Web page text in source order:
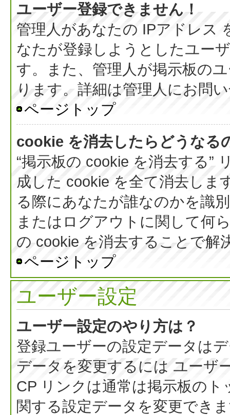
ユーザー登録できません！
管理人があなたの IPアドレス
なたが登録しようとしたユー
す。また、管理人が掲示板の
ります。詳細は管理人にお問
ページトップ
cookie を消去したらどうなる
“掲示板の cookie を消去する”
成した cookie を全て消去しま
る際にあなたが誰なのかを識
またはログアウトに関して何
の cookie を消去することで解
ページトップ
ユーザー設定
ユーザー設定のやり方は？
登録ユーザーの設定データは
データを変更するには ユーザ
CP リンクは通常は掲示板の
関する設定データを変更でき